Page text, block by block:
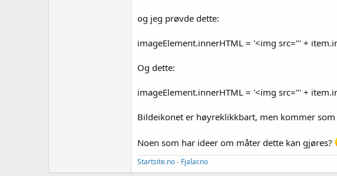
og jeg prøvde dette:
imageElement.innerHTML = '<img src="' +
Og dette:
imageElement.innerHTML = '<img src="' +
Bildeikonet er høyreklikkbart, men kommer
Noen som har ideer om måter dette kan gjøres?
Startsite.no- Fjalar.no